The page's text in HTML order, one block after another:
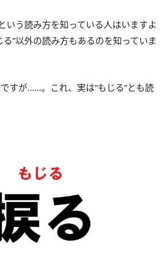
いう読み方を知っている人はいますよ
”以外の読み方もあるのを知っていま
すが……。これ、実は“もじる”とも読